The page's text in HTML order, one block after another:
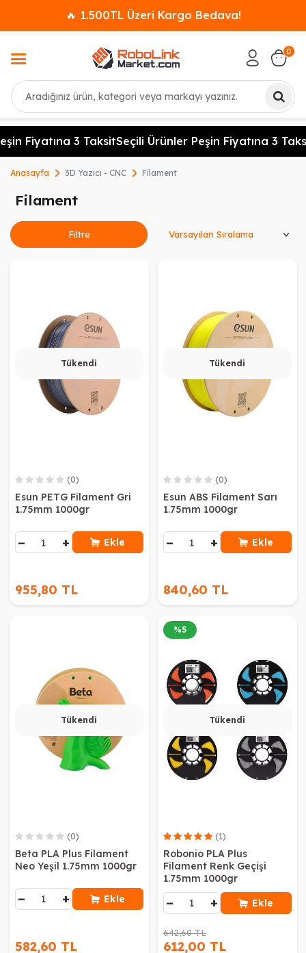
🔥 1.500TL Üzeri Kargo Bedava!
Ara
0
Fiyatına 3 TaksitSeçili Ürünler Peşin Fiyatına 3 Taksit
Anasayfa 3D Yazıcı - CNC Filament
Filament
Filtre
Tükendi
(0)
Esun PETG Filament Gri
1.75mm 1000gr
− + Ekle
955,80 TL
Tükendi
(0)
Esun ABS Filament Sarı
1.75mm 1000gr
− + Ekle
840,60 TL
Tükendi
(0)
Beta PLA Plus Filament
Neo Yeşil 1.75mm 1000gr
− + Ekle
582,60 TL
Tükendi
%5
(1)
Robonio PLA Plus
Filament Renk Geçişi
1.75mm 1000gr
− + Ekle
642,60 TL
612,00 TL